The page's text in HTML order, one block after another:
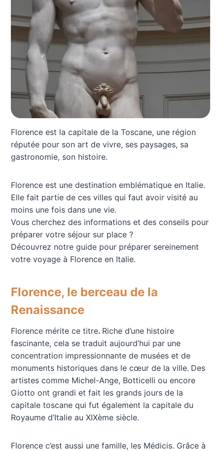
Florence est la capitale de la Toscane, une région
réputée pour son art de vivre, ses paysages, sa
gastronomie, son histoire.
Florence est une destination emblématique en Italie.
Elle fait partie de ces villes qui faut avoir visité au
moins une fois dans une vie.
Vous cherchez des informations et des conseils pour
préparer votre séjour sur place ?
Découvrez notre guide pour préparer sereinement
votre voyage à Florence en Italie.
Florence, le berceau de la
Renaissance
Florence mérite ce titre. Riche d’une histoire
fascinante, cela se traduit aujourd’hui par une
concentration impressionnante de musées et de
monuments historiques dans le cœur de la ville. Des
artistes comme Michel-Ange, Botticelli ou encore
Giotto ont grandi et fait les grands jours de la
capitale toscane qui fut également la capitale du
Royaume d’Italie au XIXème siècle.
Florence c’est aussi une famille, les Médicis. Grâce à